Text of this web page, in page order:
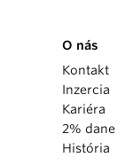
O nás
Kontakt
Inzercia
Kariéra
2% dane
História